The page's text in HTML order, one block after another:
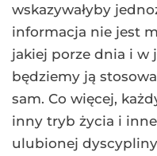
wskazywałyby
informacja nie jest
jakiej porze dnia i w
będziemy ją
sam. Co więcej,
inny tryb życia i
ulubionej